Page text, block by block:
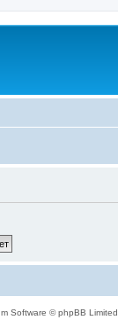
Software © phpBB Limited